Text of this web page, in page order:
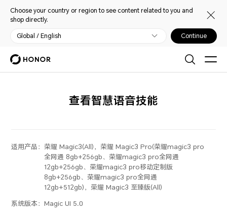
Choose your country or region to see content related to you and
shop directly.
Global / English Continue
查看智慧语音技能
适用产品： 荣耀 Magic3(All)，荣耀 Magic3 Pro(荣耀magic3 pro
全网通 8gb+256gb、荣耀magic3 pro全网通
12gb+256gb、荣耀magic3 pro移动定制版
8gb+256gb、荣耀magic3 pro全网通
12gb+512gb)，荣耀 Magic3 至臻版(All)
系统版本：Magic UI 5.0